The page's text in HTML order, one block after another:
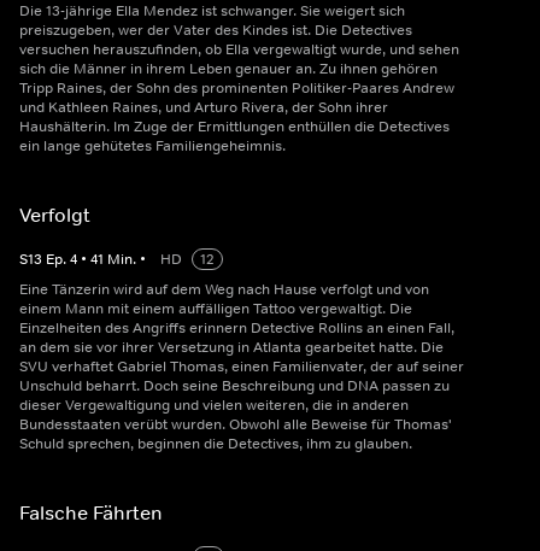
Die 13-jährige Ella Mendez ist schwanger. Sie weigert sich
preiszugeben, wer der Vater des Kindes ist. Die Detectives
versuchen herauszufinden, ob Ella vergewaltigt wurde, und sehen
sich die Männer in ihrem Leben genauer an. Zu ihnen gehören
Tripp Raines, der Sohn des prominenten Politiker-Paares Andrew
und Kathleen Raines, und Arturo Rivera, der Sohn ihrer
Haushälterin. Im Zuge der Ermittlungen enthüllen die Detectives
ein lange gehütetes Familiengeheimnis.
Verfolgt
S13 Ep.4 • 41 Min. • HD
12
Eine Tänzerin wird auf dem Weg nach Hause verfolgt und von
einem Mann mit einem auffälligen Tattoo vergewaltigt. Die
Einzelheiten des Angriffs erinnern Detective Rollins an einen Fall,
an dem sie vor ihrer Versetzung in Atlanta gearbeitet hatte. Die
SVU verhaftet Gabriel Thomas, einen Familienvater, der auf seiner
Unschuld beharrt. Doch seine Beschreibung und DNA passen zu
dieser Vergewaltigung und vielen weiteren, die in anderen
Bundesstaaten verübt wurden. Obwohl alle Beweise für Thomas'
Schuld sprechen, beginnen die Detectives, ihm zu glauben.
Falsche Fährten